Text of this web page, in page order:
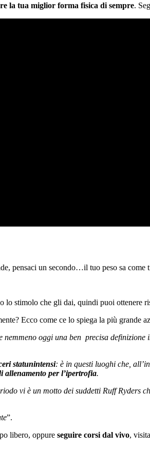
la tua miglior forma fisica di sempre.
pensaci un secondo…il tuo peso sa
stimolo che gli dai, quindi puoi ottenere
Ecco come ce lo spiega la più grande
oggi una ben precisa
statunintensi: è in questi luoghi che,
allenamento per l’ipertrofia.
vi è un motto dei suddetti Ruff Ryders
”.
libero, oppure seguire corsi dal vivo,